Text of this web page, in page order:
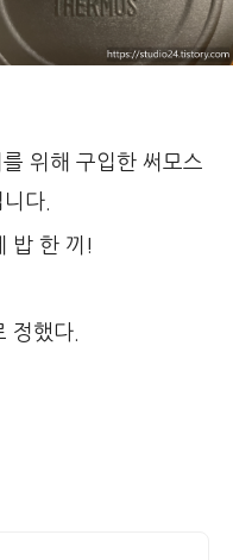
위해 구입한 써모스
다.
밥 한 끼!
정했다.